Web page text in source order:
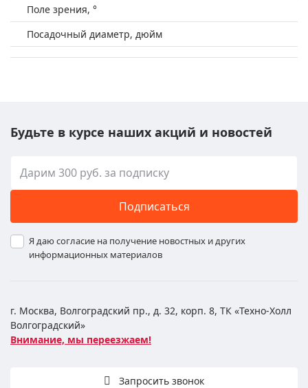
Поле зрения, °
Посадочный диаметр, дюйм
Будьте в курсе наших акций и новостей
Подписаться
Я даю согласие на получение новостных и других
информационных материалов
г. Москва, Волгоградский пр., д. 32, корп. 8, ТК «Техно-Холл
Волгоградский»
Внимание, мы переезжаем!
Запросить звонок